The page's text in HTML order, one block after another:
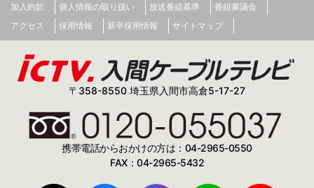
加入約款
個人情報の取り扱い 放送番組基準
番組審議会
アクセス
採用情報 新卒採用情報 サイトマップ
〒358-8550 埼玉県入間市高倉5-17-27
携帯電話からおかけの方は：04-2965-0550
FAX：04-2965-5432